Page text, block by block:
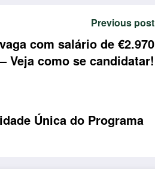
Previous post
com salário de €2.970
– Veja como se candidatar!
Única do Programa